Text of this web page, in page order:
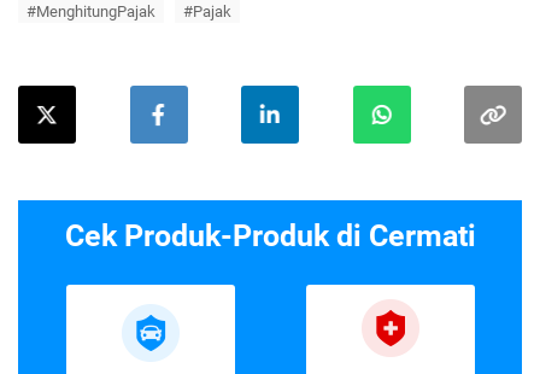
#MenghitungPajak #Pajak
Cek Produk-Produk di Cermati